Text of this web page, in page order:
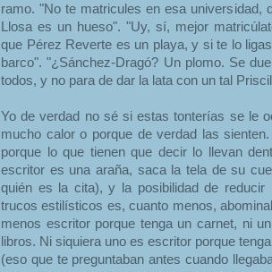
ramo. "No te matricules en esa universidad,
Llosa es un hueso". "Uy, sí, mejor
que Pérez Reverte es un playa, y si te lo
barco". "¿Sánchez-Dragó? Un plomo. Se
todos, y no para de dar la lata con un tal
Yo de verdad no sé si estas tonterías se le
mucho calor o porque de verdad las
porque lo que tienen que decir lo llevan
escritor es una araña, saca la tela de su
quién es la cita), y la posibilidad de reducir
trucos estilísticos es, cuanto menos,
menos escritor porque tenga un carnet, ni
libros. Ni siquiera uno es escritor porque
(eso que te preguntaban antes cuando